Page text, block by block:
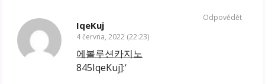
IqeKuj
4 června, 2022 (22:23)
에볼루션카지노
845IqeKuj]:‘
Odpovědět